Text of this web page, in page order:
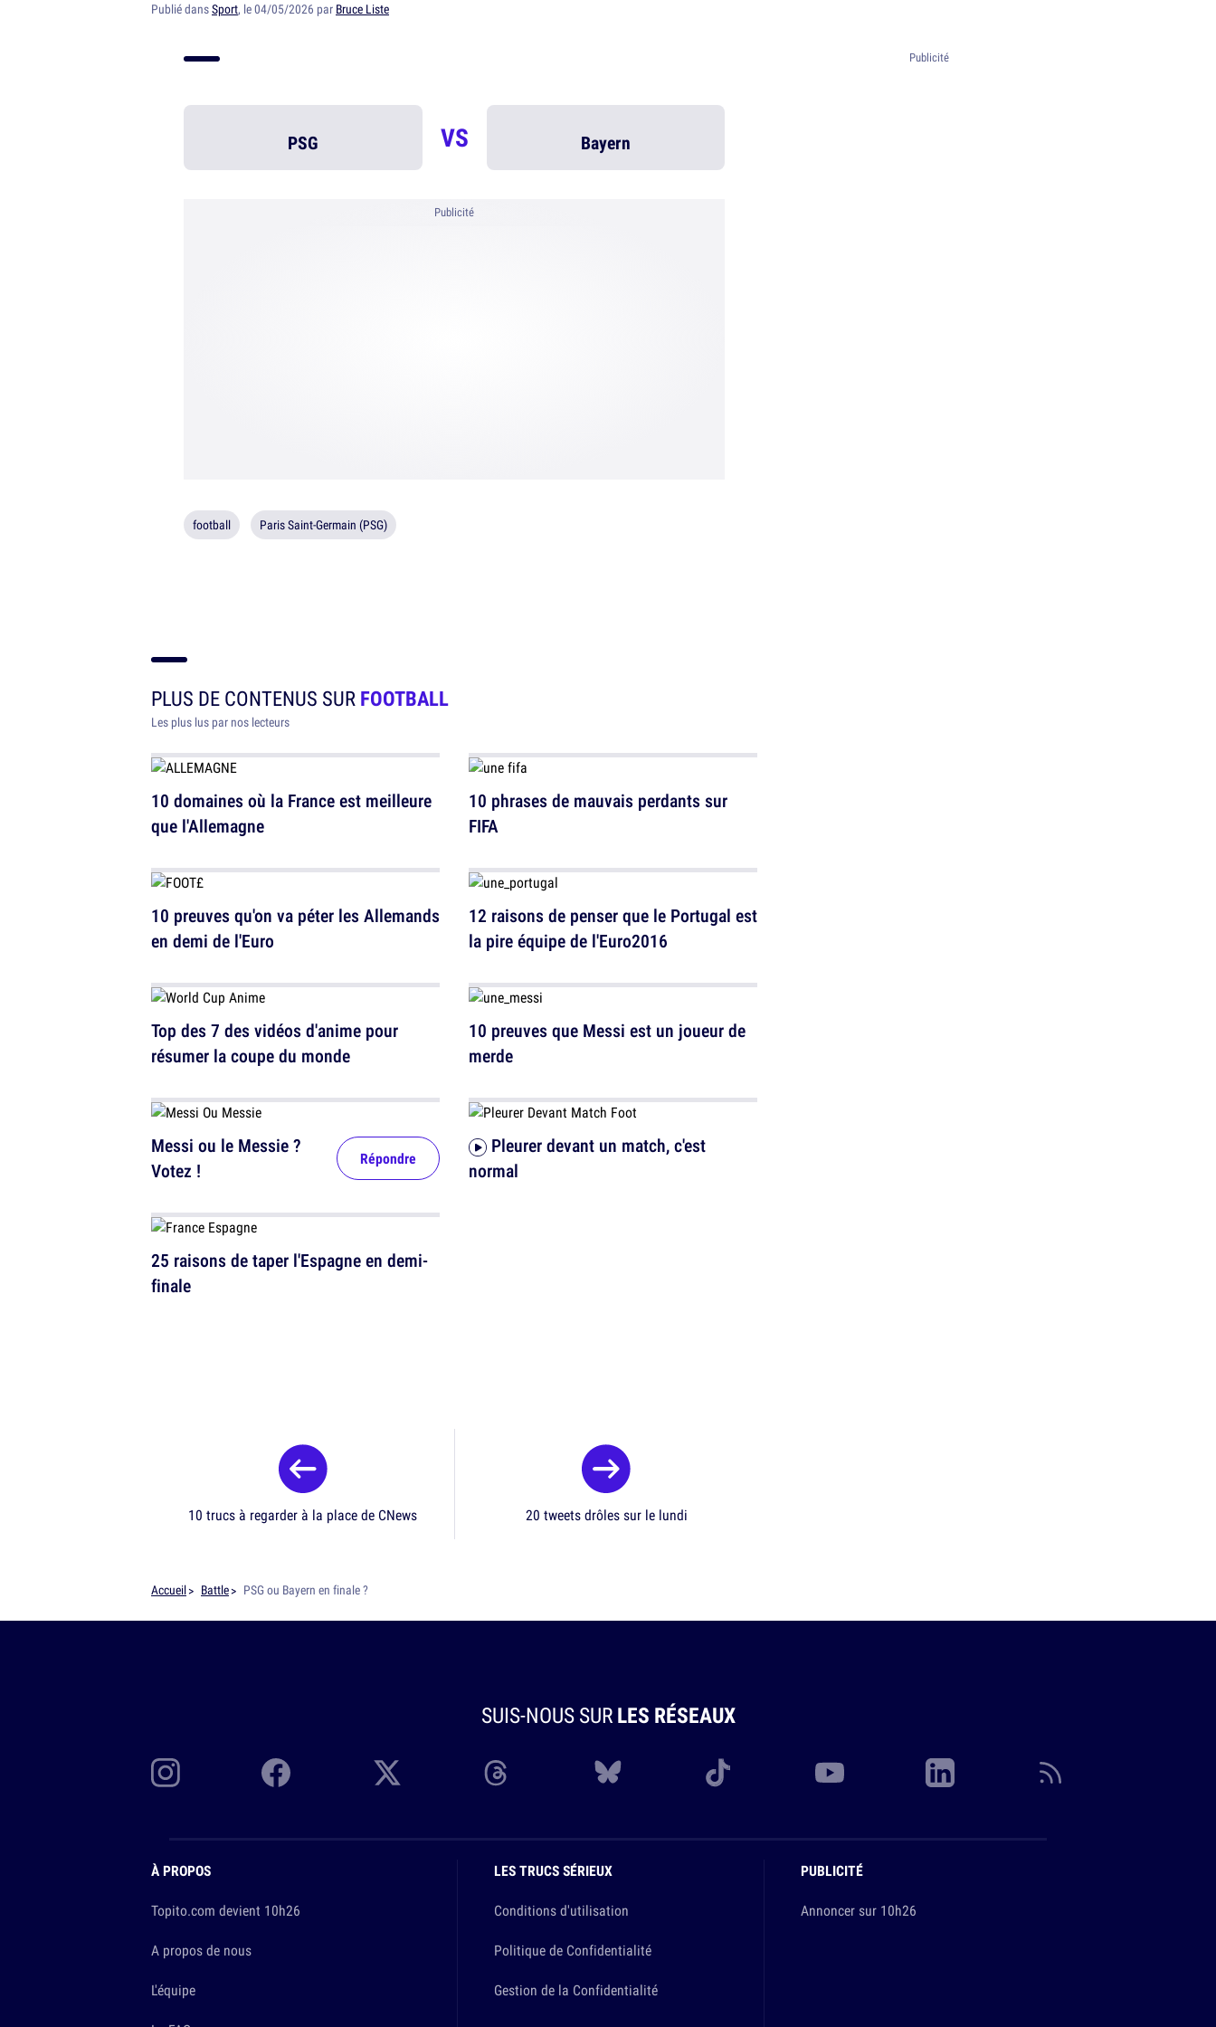
Publié dansSport, le 04/05/2026 par Bruce Liste
PSG VS Bayern
Publicité
football Paris Saint-Germain (PSG)
PLUS DE CONTENUS SURFOOTBALL
Les plus lus par nos lecteurs
10 domaines où la France est meilleure
que l'Allemagne
10 preuves qu'on va péter les Allemands
en demi de l'Euro
Top des 7 des vidéos d'anime pour
résumer la coupe du monde
Messi ou le Messie ?
Votez !
Répondre
25 raisons de taper l'Espagne en demi-
finale
10 phrases de mauvais perdants sur
FIFA
12 raisons de penser que le Portugal est
la pire équipe de l'Euro2016
10 preuves que Messi est un joueur de
merde
normal
10 trucs à regarder à la place de CNews 20 tweets drôles sur le lundi
Accueil Battle PSG ou Bayern en finale ?
SUIS-NOUS SURLES RÉSEAUX
À PROPOS
Topito.com devient 10h26
A propos de nous
L'équipe
LES TRUCS SÉRIEUX
Conditions d'utilisation
Politique de Confidentialité
Gestion de la Confidentialité
PUBLICITÉ
Annoncer sur 10h26